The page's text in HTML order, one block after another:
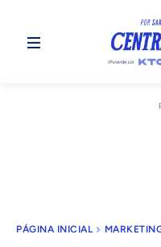
PÁGINA INICIAL